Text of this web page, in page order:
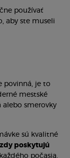
používať
aby ste museli
povinná, je to
mestské
alebo smerovky
sú kvalitné
poskytujú
počasia,